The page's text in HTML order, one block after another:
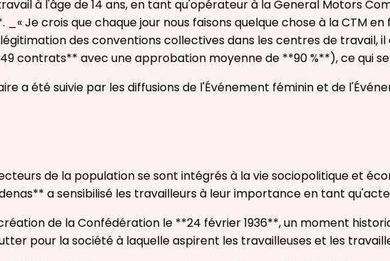
à l'âge de 14 ans, en tant qu'opérateur à la General Motors
Je crois que chaque jour nous faisons quelque chose à la CTM
des conventions collectives dans les centres de travail,
contrats** avec une approbation moyenne de **90 %**), ce qui
a été suivie par les diffusions de l'Événement féminin et de
de la population se sont intégrés à la vie sociopolitique et
a sensibilisé les travailleurs à leur importance en tant
de la Confédération le **24 février 1936**, un moment
pour la société à laquelle aspirent les travailleuses et les